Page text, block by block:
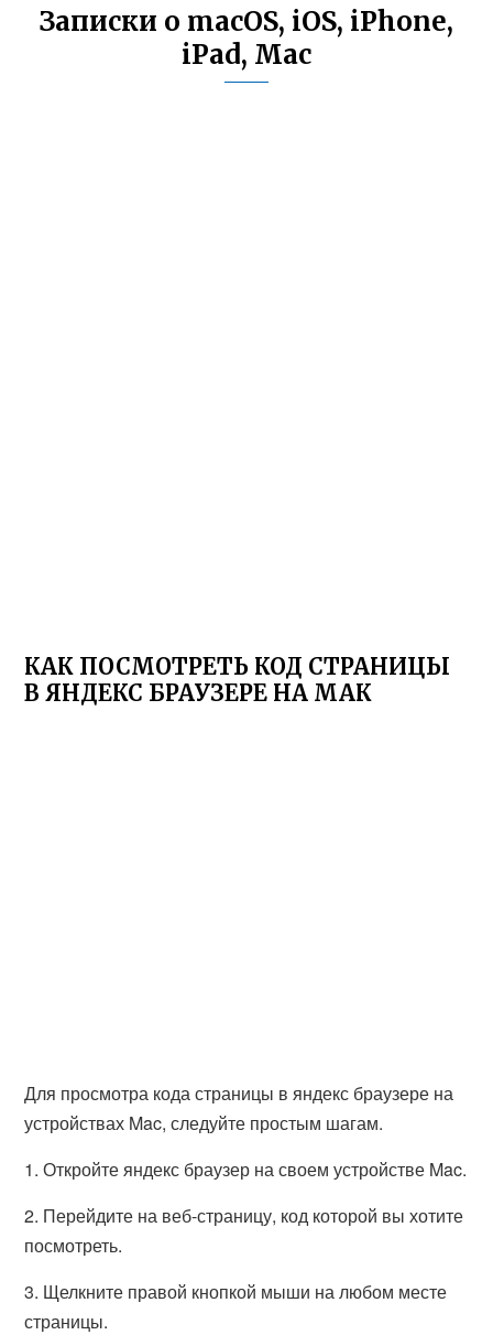
Записки о macOS, iOS, iPhone,
iPad, Mac
КАК ПОСМОТРЕТЬ КОД СТРАНИЦЫ
В ЯНДЕКС БРАУЗЕРЕ НА МАК
Для просмотра кода страницы в яндекс браузере на
устройствах Mac, следуйте простым шагам.
1. Откройте яндекс браузер на своем устройстве Mac.
2. Перейдите на веб-страницу, код которой вы хотите
посмотреть.
3. Щелкните правой кнопкой мыши на любом месте
страницы.